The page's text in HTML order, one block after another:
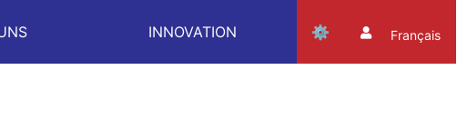
INNOVATION Français